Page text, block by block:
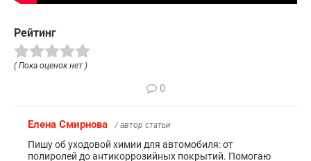
Рейтинг
( Пока оценок нет )
0
Елена Смирнова / автор статьи
Пишу об уходовой химии для автомобиля: от
полиролей до антикоррозийных покрытий. Помогаю